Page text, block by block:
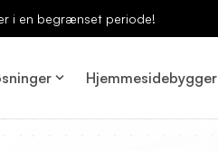
i en begrænset periode!
Hjemmesidebygger